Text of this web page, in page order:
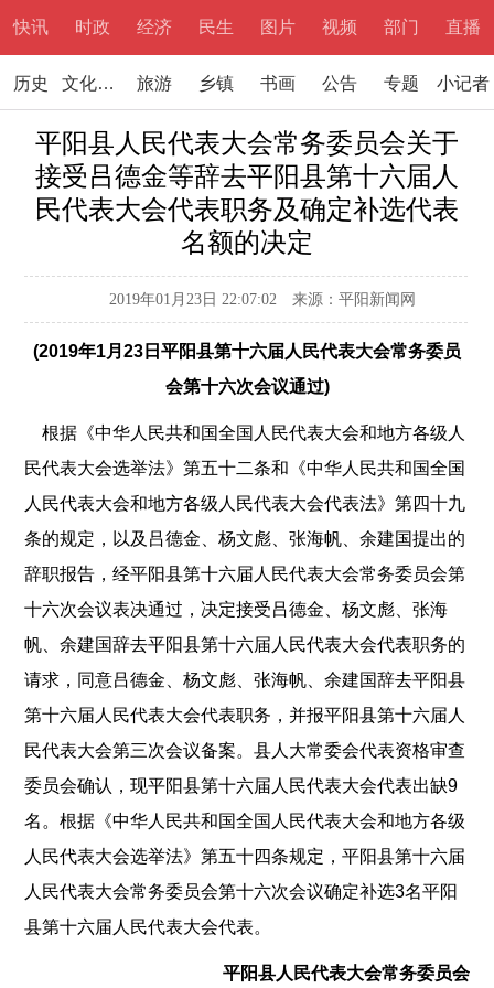
快讯 时政 经济 民生 图片 视频 部门 直播
历史 文化文学 旅游 乡镇 书画 公告 专题 小记者
平阳县人民代表大会常务委员会关于
接受吕德金等辞去平阳县第十六届人
民代表大会代表职务及确定补选代表
名额的决定
2019年01月23日 22:07:02 来源：平阳新闻网
(2019年1月23日平阳县第十六届人民代表大会常务委员
会第十六次会议通过)
根据《中华人民共和国全国人民代表大会和地方各级人
民代表大会选举法》第五十二条和《中华人民共和国全国
人民代表大会和地方各级人民代表大会代表法》第四十九
条的规定，以及吕德金、杨文彪、张海帆、余建国提出的
辞职报告，经平阳县第十六届人民代表大会常务委员会第
十六次会议表决通过，决定接受吕德金、杨文彪、张海
帆、余建国辞去平阳县第十六届人民代表大会代表职务的
请求，同意吕德金、杨文彪、张海帆、余建国辞去平阳县
第十六届人民代表大会代表职务，并报平阳县第十六届人
民代表大会第三次会议备案。县人大常委会代表资格审查
委员会确认，现平阳县第十六届人民代表大会代表出缺9
名。根据《中华人民共和国全国人民代表大会和地方各级
人民代表大会选举法》第五十四条规定，平阳县第十六届
人民代表大会常务委员会第十六次会议确定补选3名平阳
县第十六届人民代表大会代表。
平阳县人民代表大会常务委员会